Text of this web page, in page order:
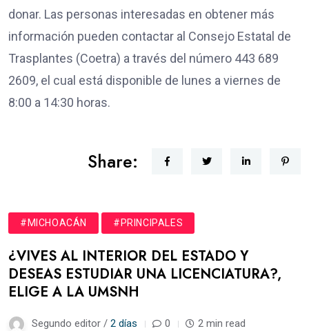
donar. Las personas interesadas en obtener más
información pueden contactar al Consejo Estatal de
Trasplantes (Coetra) a través del número 443 689
2609, el cual está disponible de lunes a viernes de
8:00 a 14:30 horas.
Share:
#MICHOACÁN #PRINCIPALES
¿VIVES AL INTERIOR DEL ESTADO Y
DESEAS ESTUDIAR UNA LICENCIATURA?,
ELIGE A LA UMSNH
Segundo editor / 2 días 0 2 min read